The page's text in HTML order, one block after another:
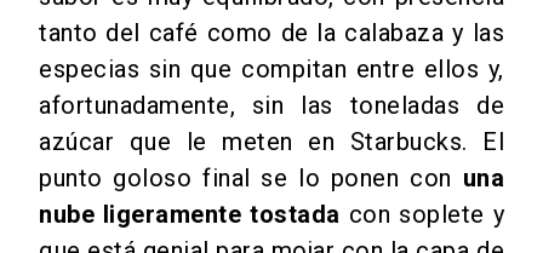
tanto del café como de la calabaza y las
especias sin que compitan entre ellos y,
afortunadamente, sin las toneladas de
azúcar que le meten en Starbucks. El
punto goloso final se lo ponen con una
nube ligeramente tostada con soplete y